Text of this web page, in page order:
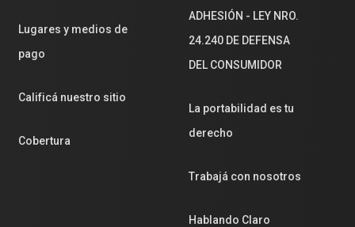
Lugares y medios de
pago
Calificá nuestro sitio
Cobertura
ADHESIÓN - LEY NRO.
24.240 DE DEFENSA
DEL CONSUMIDOR
La portabilidad es tu
derecho
Trabajá con nosotros
Hablando Claro